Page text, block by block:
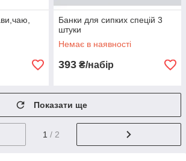
Банки для сипких спецій 3
штуки
Немає в наявності
393 ₴/набір
Показати ще
1 / 2